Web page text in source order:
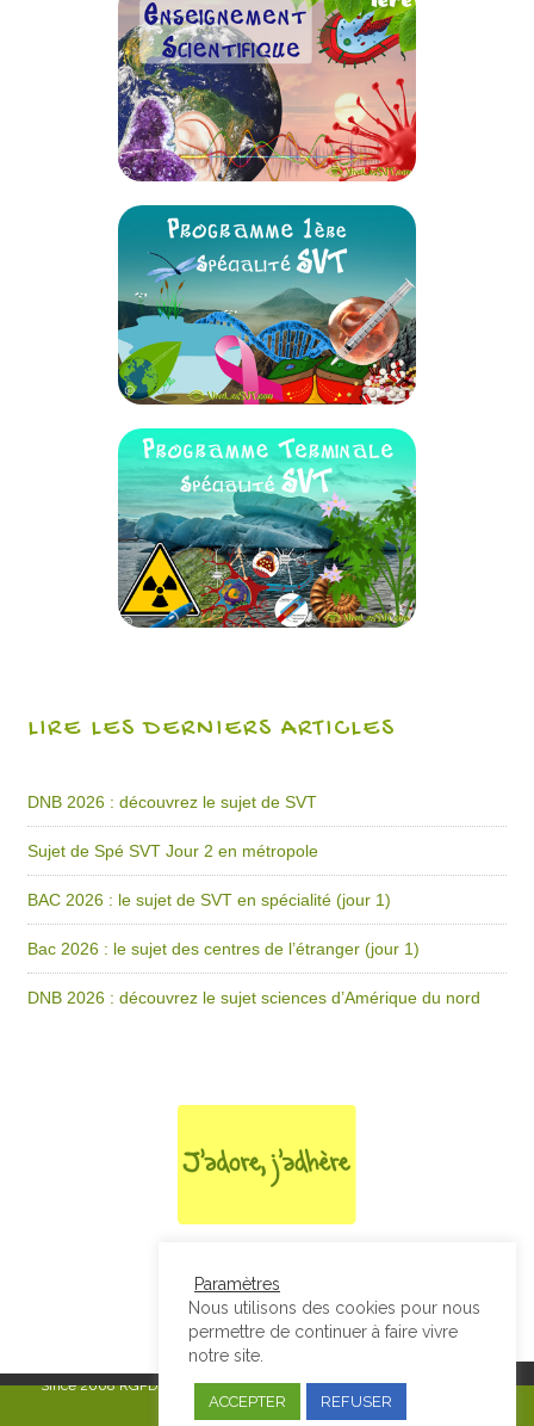
LIRE LES DERNIERS ARTICLES
DNB 2026 : découvrez le sujet de SVT
Sujet de Spé SVT Jour 2 en métropole
BAC 2026 : le sujet de SVT en spécialité (jour 1)
Bac 2026 : le sujet des centres de l’étranger (jour 1)
DNB 2026 : découvrez le sujet sciences d’Amérique du nord
Since 2008RGPD & Mentions Légales|Designed by Studio Thil - Site
internet - Charte graphique
Paramètres
Nous utilisons des cookies pour nous
permettre de continuer à faire vivre
notre site.
ACCEPTER REFUSER